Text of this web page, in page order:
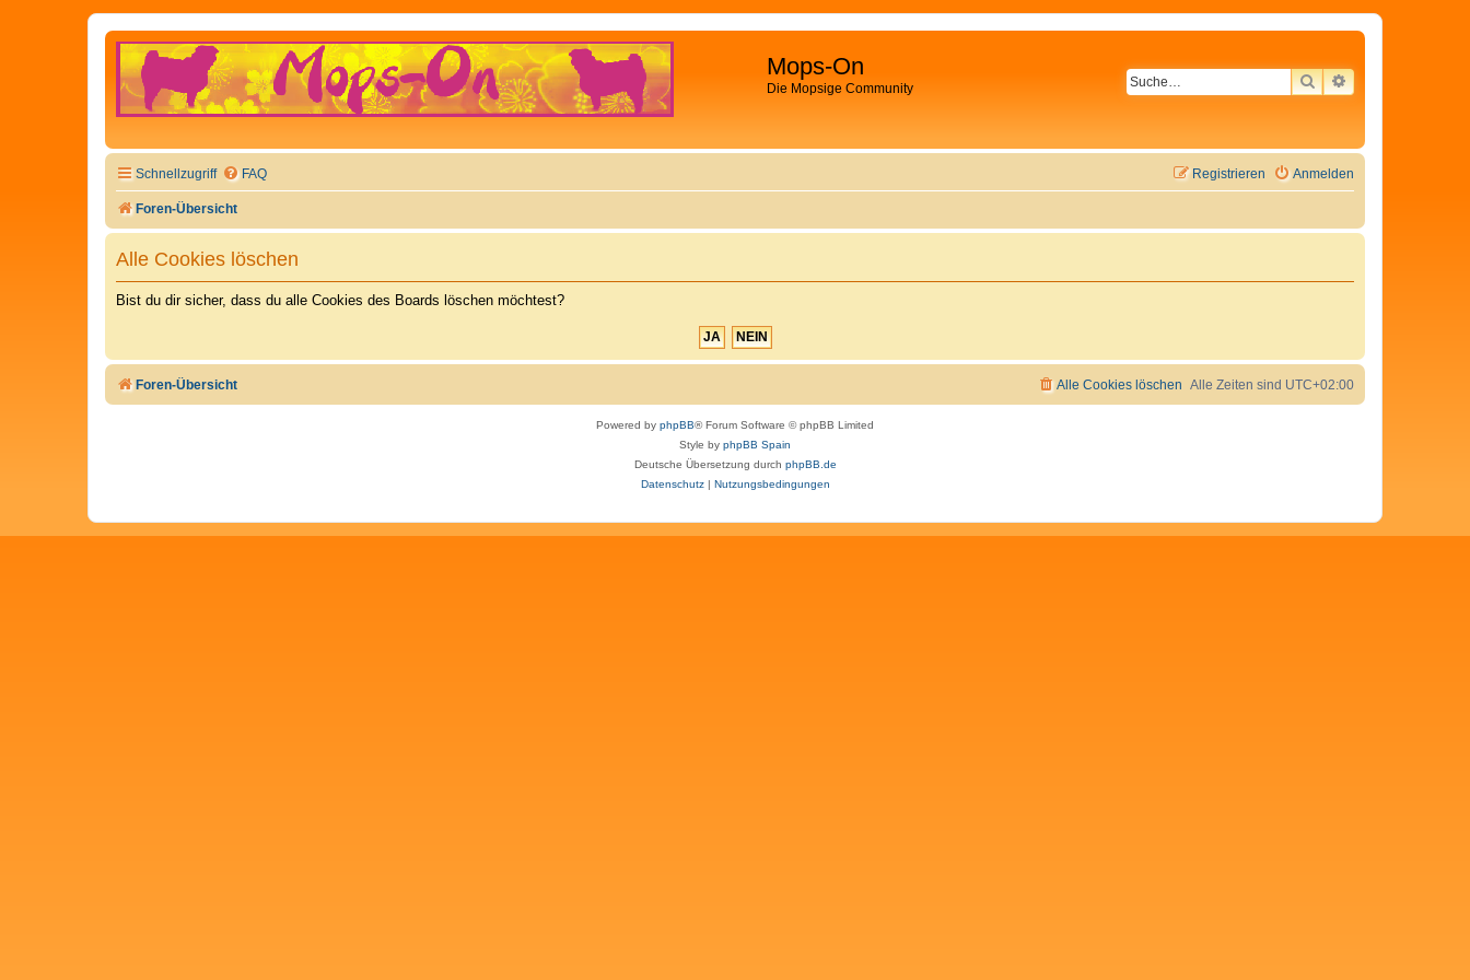
Mops-On
Die Mopsige Community SUCHEERWEITERTE
Schnellzugriff FAQ Anmelden
Registrieren
Foren-Übersicht
Alle Cookies löschen
Bist du dir sicher, dass du alle Cookies des Boards löschen möchtest?
Foren-Übersicht Alle Zeiten sind UTC+02:00
Alle Cookies löschen
Powered by phpBB® Forum Software © phpBB Limited
Style by phpBB Spain
Deutsche Übersetzung durch phpBB.de
Datenschutz| Nutzungsbedingungen